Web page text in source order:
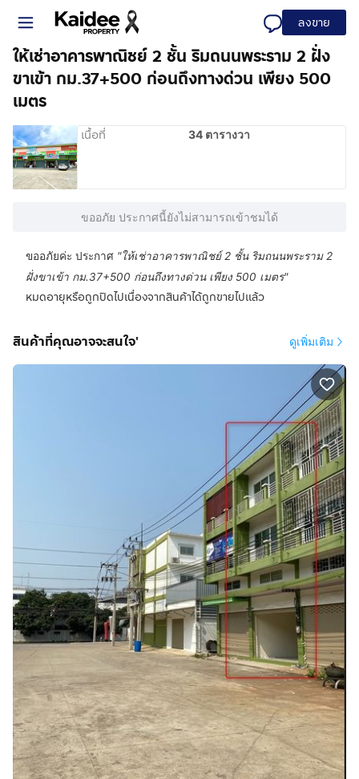
ลงขาย
ให้เช่าอาคารพาณิชย์ 2 ชั้น ริมถนนพระราม 2 ฝั่ง
ขาเข้า กม.37+500 ก่อนถึงทางด่วน เพียง 500
เมตร
เนื้อที่ 34 ตารางวา
ขออภัย ประกาศนี้ยังไม่สามารถเข้าชมได้
ขออภัยค่ะ ประกาศ "ให้เช่าอาคารพาณิชย์ 2 ชั้น ริมถนนพระราม 2
ฝั่งขาเข้า กม.37+500 ก่อนถึงทางด่วน เพียง 500 เมตร"
หมดอายุหรือถูกปิดไปเนื่องจากสินค้าได้ถูกขายไปแล้ว
สินค้าที่คุณอาจจะสนใจ' ดูเพิ่มเติม